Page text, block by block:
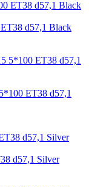
d57,1 Black
ET38 d57,1
d57,1 Silver